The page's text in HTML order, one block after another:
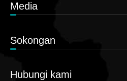
Media
Sokongan
Hubungi kami